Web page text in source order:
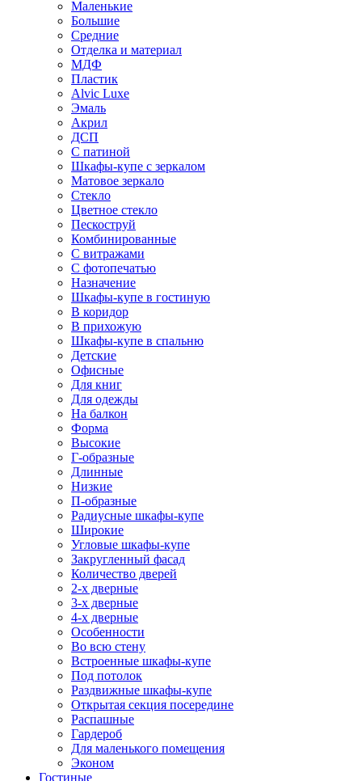
Маленькие
Большие
Средние
Отделка и материал
МДФ
Пластик
Alvic Luxe
Эмаль
Акрил
ДСП
С патиной
Шкафы-купе с зеркалом
Матовое зеркало
Стекло
Цветное стекло
Пескоструй
Комбинированные
С витражами
С фотопечатью
Назначение
Шкафы-купе в гостиную
В коридор
В прихожую
Шкафы-купе в спальню
Детские
Офисные
Для книг
Для одежды
На балкон
Форма
Высокие
Г-образные
Длинные
Низкие
П-образные
Радиусные шкафы-купе
Широкие
Угловые шкафы-купе
Закругленный фасад
Количество дверей
2-х дверные
3-х дверные
4-х дверные
Особенности
Во всю стену
Встроенные шкафы-купе
Под потолок
Раздвижные шкафы-купе
Открытая секция посередине
Распашные
Гардероб
Для маленького помещения
Эконом
Гостиные